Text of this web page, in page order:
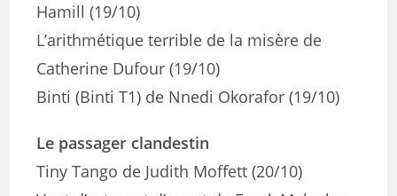
Hamill (19/10)
L’arithmétique terrible de la misère de
Catherine Dufour (19/10)
Binti (Binti T1) de Nnedi Okorafor (19/10)
Le passager clandestin
Tiny Tango de Judith Moffett (20/10)